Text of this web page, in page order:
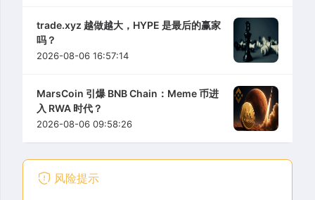
trade.xyz 越做越大，HYPE 是最后的赢家
吗？
2026-08-06 16:57:14
MarsCoin 引爆 BNB Chain：Meme 币进
入 RWA 时代？
2026-08-06 09:58:26
风险提示